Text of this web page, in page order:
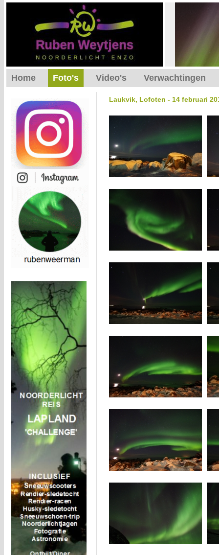
Laukvik, Lofoten - 14 februari
Home Foto's Video's Verwachtingen